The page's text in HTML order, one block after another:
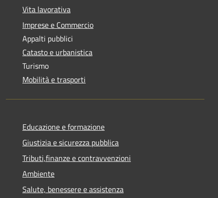
Vita lavorativa
Imprese e Commercio
Appalti pubblici
Catasto e urbanistica
Turismo
Mobilità e trasporti
Educazione e formazione
Giustizia e sicurezza pubblica
Tributi,finanze e contravvenzioni
Ambiente
Salute, benessere e assistenza